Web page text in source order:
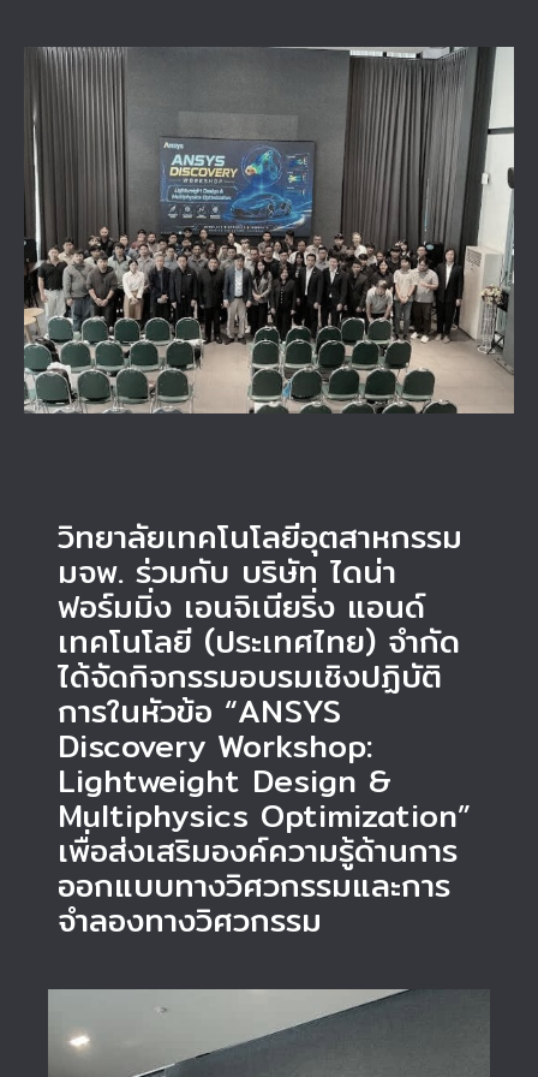
View
Larger
Image
วิทยาลัยเทคโนโลยีอุตสาหกรรม
มจพ. ร่วมกับ บริษัท ไดน่า
ฟอร์มมิ่ง เอนจิเนียริ่ง แอนด์
เทคโนโลยี (ประเทศไทย) จำกัด
ได้จัดกิจกรรมอบรมเชิงปฏิบัติ
การในหัวข้อ “ANSYS
Discovery Workshop:
Lightweight Design &
Multiphysics Optimization”
เพื่อส่งเสริมองค์ความรู้ด้านการ
ออกแบบทางวิศวกรรมและการ
จำลองทางวิศวกรรม